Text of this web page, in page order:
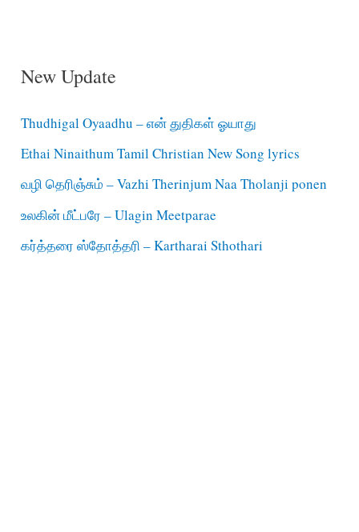
New Update
Thudhigal Oyaadhu – என் துதிகள் ஓயாது
Ethai Ninaithum Tamil Christian New Song lyrics
வழி தெரிஞ்சும் – Vazhi Therinjum Naa Tholanji ponen
உலகின் மீட்பரே – Ulagin Meetparae
கர்த்தரை ஸ்தோத்தரி – Kartharai Sthothari